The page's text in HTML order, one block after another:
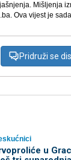
Mišljenja
Ova vijest je
Pridruži se
u